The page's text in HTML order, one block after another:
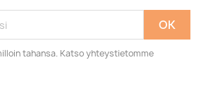
tahansa. Katso yhteystietomme